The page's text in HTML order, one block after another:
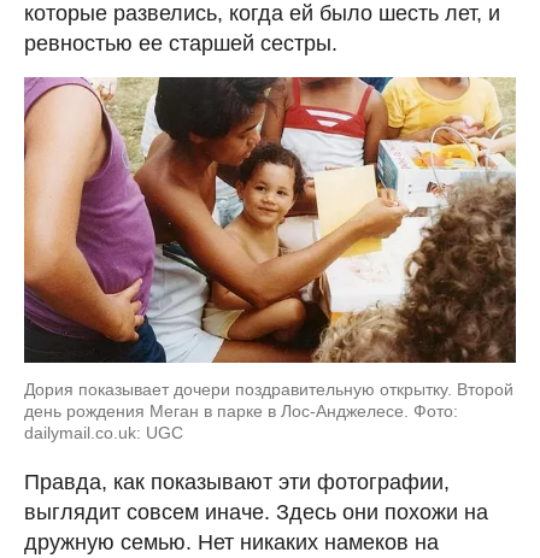
которые развелись, когда ей было шесть лет, и
ревностью ее старшей сестры.
Дория показывает дочери поздравительную открытку. Второй
день рождения Меган в парке в Лос-Анджелесе. Фото:
dailymail.co.uk: UGC
Правда, как показывают эти фотографии,
выглядит совсем иначе. Здесь они похожи на
дружную семью. Нет никаких намеков на